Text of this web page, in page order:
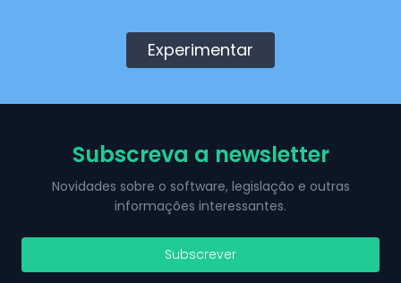
Experimentar
Subscreva a newsletter
Novidades sobre o software, legislação e outras
informações interessantes.
Subscrever